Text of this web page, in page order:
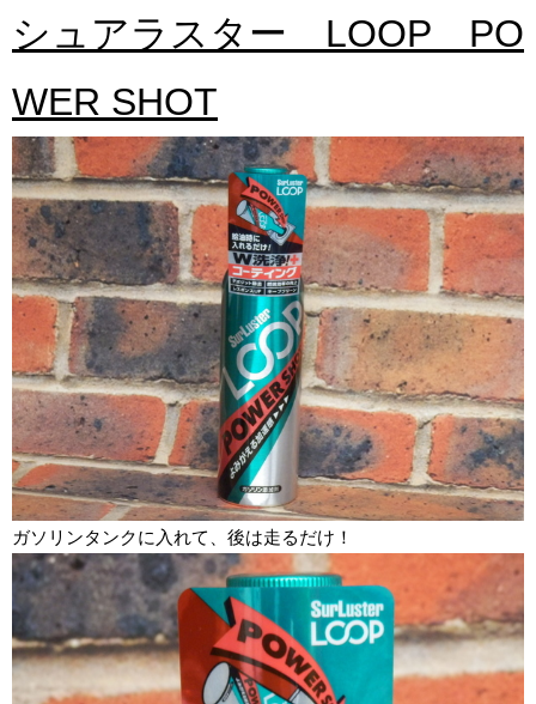
シュアラスター LOOP PO
WER SHOT
ガソリンタンクに入れて、後は走るだけ！